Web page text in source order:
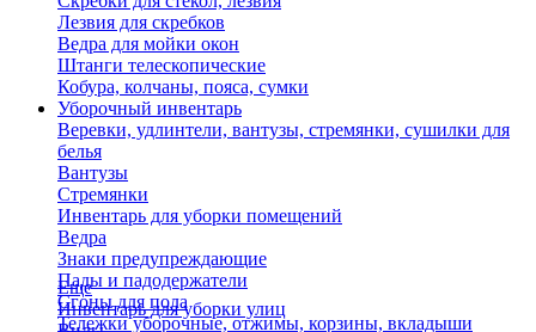
Лезвия для скребков
Ведра для мойки окон
Штанги телескопические
Кобура, колчаны, пояса, сумки
Уборочный инвентарь
Веревки, удлинтели, вантузы, стремянки, сушилки для
белья
Вантузы
Стремянки
Инвентарь для уборки помещений
Ведра
Знаки предупреждающие
Пады и падодержатели
Сгоны для пола
Тележки уборочные, отжимы, корзины, вкладыши
Еще
Инвентарь для уборки улиц